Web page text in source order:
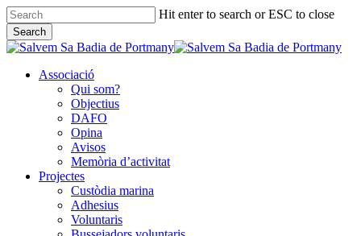
Skip
to
main
content
Hit enter to search or ESC to close
Search
Close
Associació
Qui som?
Objectius
DAFO
Opina
Avisos
Memòria d’activitat
Projectes
Custòdia marina
Adhesius
Voluntaris